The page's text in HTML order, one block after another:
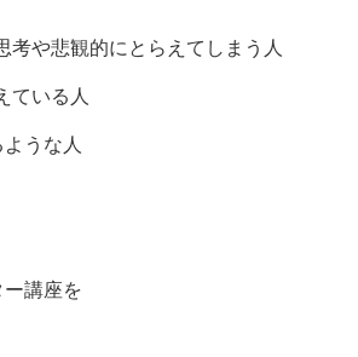
考や悲観的にとらえてしまう人
ている人
うな人
講座を